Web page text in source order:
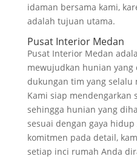
idaman bersama kami,
adalah tujuan utama.
Pusat Interior Medan
Pusat Interior Medan
mewujudkan hunian yang
dukungan tim yang selalu
Kami siap mendengarkan
sehingga hunian yang
sesuai dengan gaya
komitmen pada detail,
setiap inci rumah Anda